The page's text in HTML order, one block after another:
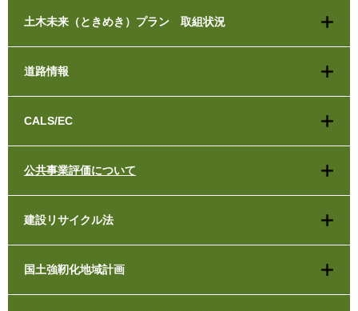
土木未来（ときめき）プラン 取組状況
道路情報
CALS/EC
公共事業評価について
建設リサイクル法
国土強靭化地域計画